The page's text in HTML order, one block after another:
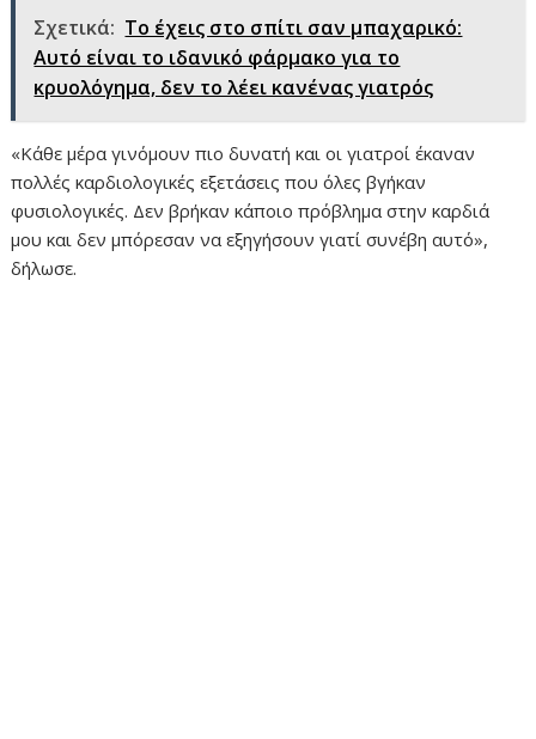
Σχετικά: Το έχεις στο σπίτι σαν μπαχαρικό:
Αυτό είναι το ιδανικό φάρμακο για το
κρυολόγημα, δεν το λέει κανένας γιατρός
«Κάθε μέρα γινόμουν πιο δυνατή και οι γιατροί έκαναν
πολλές καρδιολογικές εξετάσεις που όλες βγήκαν
φυσιολογικές. Δεν βρήκαν κάποιο πρόβλημα στην καρδιά
μου και δεν μπόρεσαν να εξηγήσουν γιατί συνέβη αυτό»,
δήλωσε.